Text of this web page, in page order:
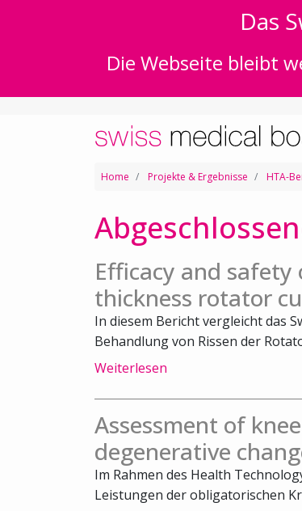
Das
Die Webseite bleibt
Home Projekte & Ergebnisse HTA-
Efficacy and
thickness rotator
In diesem Bericht vergleicht das
Behandlung von Rissen der
Weiterlesen
Assessment of
degenerative
Im Rahmen des Health
Leistungen der obligatorischen